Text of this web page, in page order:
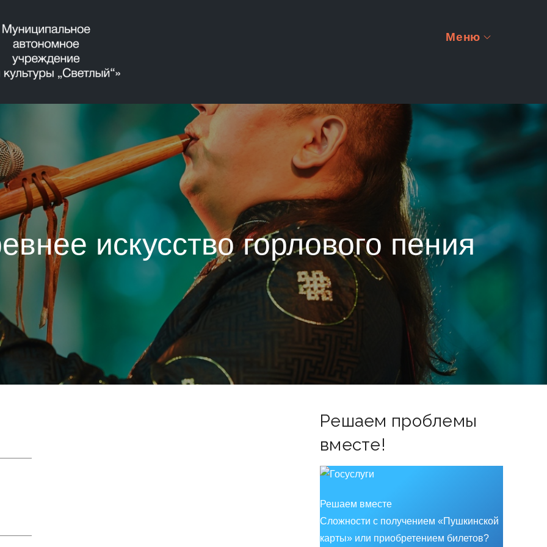
Меню
искусство горлового пения
Решаем проблемы
вместе!
Решаем вместе
Сложности с получением «Пушкинской
карты» или приобретением билетов?